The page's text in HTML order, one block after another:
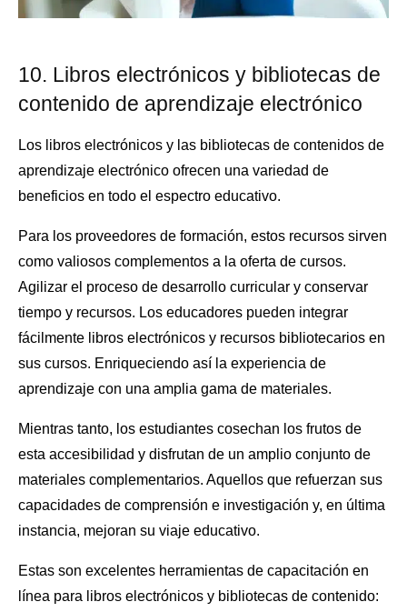
10. Libros electrónicos y bibliotecas de
contenido de aprendizaje electrónico
Los libros electrónicos y las bibliotecas de contenidos de
aprendizaje electrónico ofrecen una variedad de
beneficios en todo el espectro educativo.
Para los proveedores de formación, estos recursos sirven
como valiosos complementos a la oferta de cursos.
Agilizar el proceso de desarrollo curricular y conservar
tiempo y recursos. Los educadores pueden integrar
fácilmente libros electrónicos y recursos bibliotecarios en
sus cursos. Enriqueciendo así la experiencia de
aprendizaje con una amplia gama de materiales.
Mientras tanto, los estudiantes cosechan los frutos de
esta accesibilidad y disfrutan de un amplio conjunto de
materiales complementarios. Aquellos que refuerzan sus
capacidades de comprensión e investigación y, en última
instancia, mejoran su viaje educativo.
Estas son excelentes herramientas de capacitación en
línea para libros electrónicos y bibliotecas de contenido: